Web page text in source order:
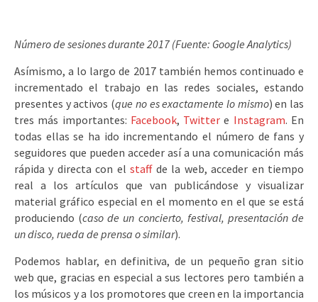
Número de sesiones durante 2017 (Fuente: Google Analytics)
Asímismo, a lo largo de 2017 también hemos continuado e
incrementado el trabajo en las redes sociales, estando
presentes y activos (que no es exactamente lo mismo) en las
tres más importantes: Facebook, Twitter e Instagram. En
todas ellas se ha ido incrementando el número de fans y
seguidores que pueden acceder así a una comunicación más
rápida y directa con elstaffde la web, acceder en tiempo
real a los artículos que van publicándose y visualizar
material gráfico especial en el momento en el que se está
produciendo (caso de un concierto, festival, presentación de
un disco, rueda de prensa o similar).
Podemos hablar, en definitiva, de un pequeño gran sitio
web que, gracias en especial a sus lectores pero también a
los músicos y a los promotores que creen en la importancia